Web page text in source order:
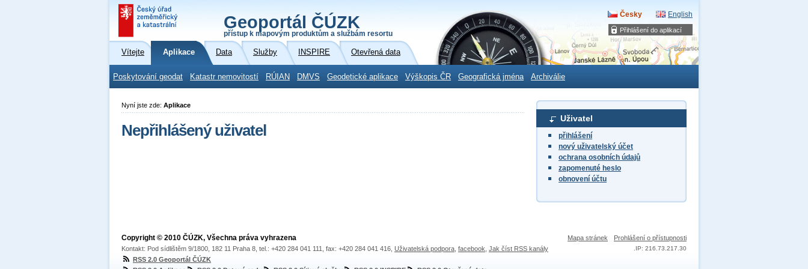
Přihlášení do aplikací
Geoportál ČÚZK
přístup k mapovým produktům a službám resortu
Česky English
Vítejte Aplikace Data Služby INSPIRE Otevřená data
Poskytování geodat Katastr nemovitostí RÚIAN DMVS Geodetické aplikace Výškopis ČR Geografická jména Archiválie
Uživatel
přihlášení
nový uživatelský účet
ochrana osobních údajů
zapomenuté heslo
obnovení účtu
Nyní jste zde: Aplikace
Nepřihlášený uživatel
Mapa stránek Prohlášení o přístupnosti
IP: 216.73.217.30
Copyright © 2010 ČÚZK, Všechna práva vyhrazena
Kontakt: Pod sídlištěm 9/1800, 182 11 Praha 8, tel.: +420 284 041 111, fax: +420 284 041 416, Uživatelská podpora facebook Jak číst RSS kanály
RSS 2.0 Geoportál ČÚZK